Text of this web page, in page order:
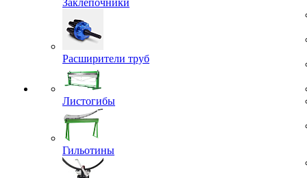
Заклепочники
Расширители труб
Листогибы
Гильотины